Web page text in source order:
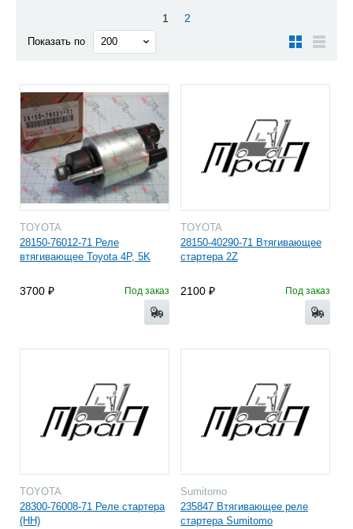
1 2
Показать по
TOYOTA
28150-76012-71 Реле
втягивающее Toyota 4Р, 5K
3700 Под заказ
TOYOTA
28150-40290-71 Втягивающее
cтартера 2Z
2100 Под заказ
TOYOTA
28300-76008-71 Реле стартера
(HH)
Sumitomo
235847 Втягивающее реле
стартера Sumitomo